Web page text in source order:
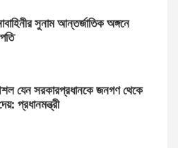
সুনাম আন্তর্জাতিক অঙ্গনে
যেন সরকারপ্রধানকে জনগণ থেকে
প্রধানমন্ত্রী